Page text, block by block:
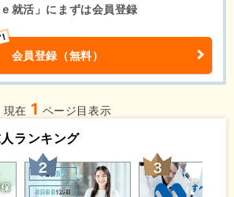
ｅ就活」にまずは会員登録
会員登録（無料）
現在 1 ページ目表示
ランキング